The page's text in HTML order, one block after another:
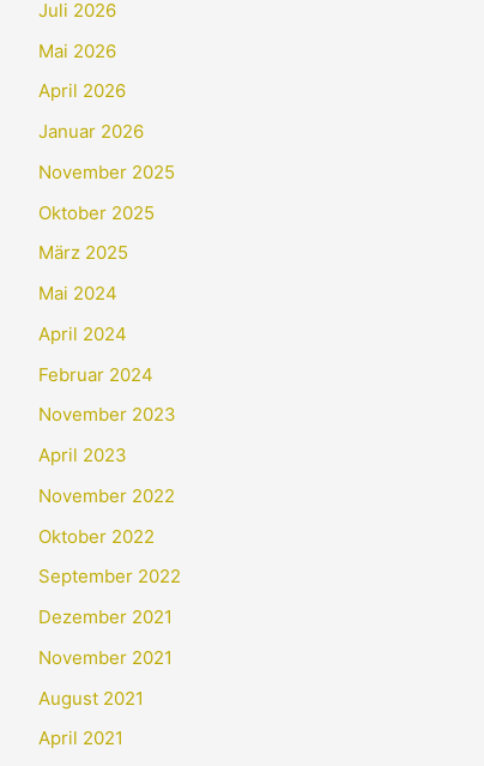
Juli 2026
Mai 2026
April 2026
Januar 2026
November 2025
Oktober 2025
März 2025
Mai 2024
April 2024
Februar 2024
November 2023
April 2023
November 2022
Oktober 2022
September 2022
Dezember 2021
November 2021
August 2021
April 2021